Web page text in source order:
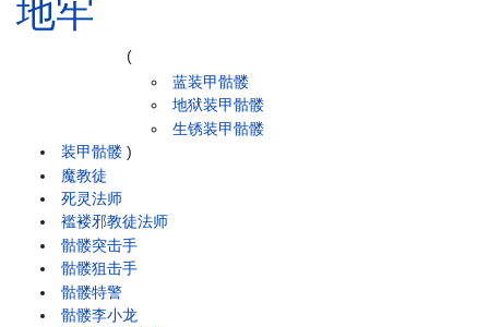
地牢
装甲骷髅
(
蓝装甲骷髅
地狱装甲骷髅
生锈装甲骷髅
)
魔教徒
死灵法师
褴褛邪教徒法师
骷髅突击手
骷髅狙击手
骷髅特警
骷髅李小龙